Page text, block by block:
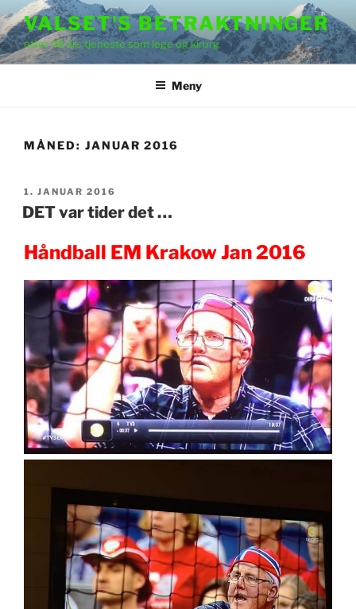
til
innhold
VALSET'S BETRAKTNINGER
etter 48 års tjeneste som lege og kirurg
Meny
MÅNED: JANUAR 2016
PUBLISERT
1. JANUAR 2016
DET var tider det …
Håndball EM Krakow Jan 2016